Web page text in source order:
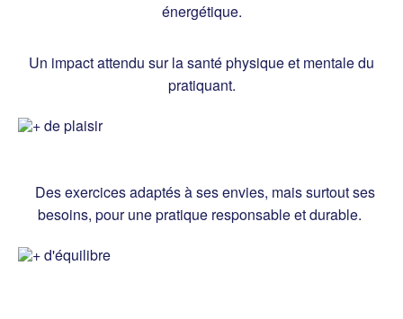
énergétique.
Un impact attendu sur la santé physique et mentale du
pratiquant.
Des exercices adaptés à ses envies, mais surtout ses
besoins, pour une pratique responsable et durable.